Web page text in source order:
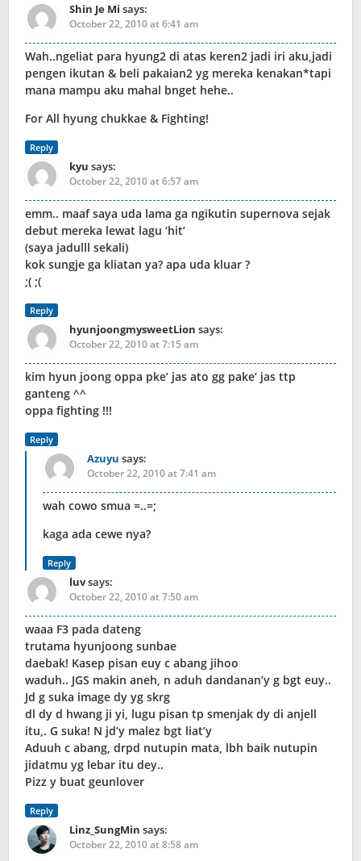
Shin Je Mi says:
October 22, 2010 at 6:41 am
Wah..ngeliat para hyung2 di atas keren2 jadi iri aku,jadi
pengen ikutan & beli pakaian2 yg mereka kenakan*tapi
mana mampu aku mahal bnget hehe..
For All hyung chukkae & Fighting!
Reply
kyu says:
October 22, 2010 at 6:57 am
emm.. maaf saya uda lama ga ngikutin supernova sejak
debut mereka lewat lagu ‘hit’
(saya jadulll sekali)
kok sungje ga kliatan ya? apa uda kluar ?
;( ;(
Reply
hyunjoongmysweetLion says:
October 22, 2010 at 7:15 am
kim hyun joong oppa pke’ jas ato gg pake’ jas ttp
ganteng ^^
oppa fighting !!!
Reply
Azuyu says:
October 22, 2010 at 7:41 am
wah cowo smua =..=;
kaga ada cewe nya?
Reply
luvsays:
October 22, 2010 at 7:50 am
waaa F3 pada dateng
trutama hyunjoong sunbae
daebak! Kasep pisan euy c abang jihoo
waduh.. JGS makin aneh, n aduh dandanan’y g bgt euy..
Jd g suka image dy yg skrg
dl dy d hwang ji yi, lugu pisan tp smenjak dy di anjell
itu,. G suka! N jd’y malez bgt liat’y
Aduuh c abang, drpd nutupin mata, lbh baik nutupin
jidatmu yg lebar itu dey..
Pizz y buat geunlover
Reply
Linz_SungMin says:
October 22, 2010 at 8:58 am